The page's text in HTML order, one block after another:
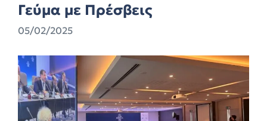
Γεύμα με Πρέσβεις
05/02/2025